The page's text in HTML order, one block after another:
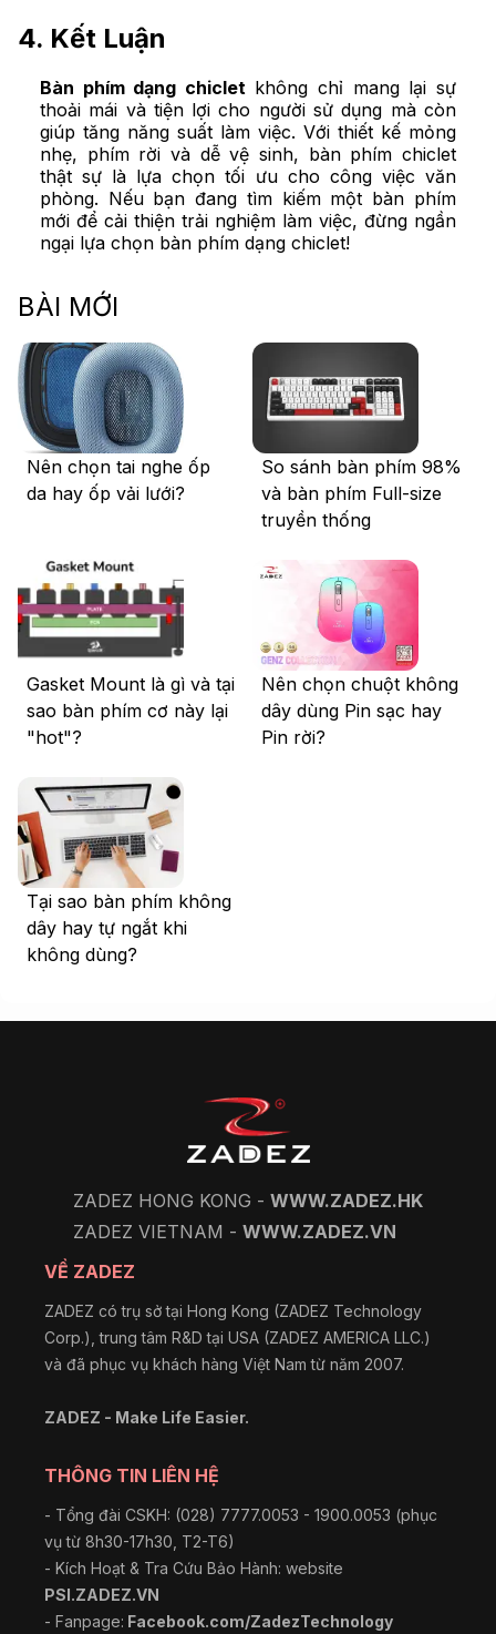
4. Kết Luận
Bàn phím dạng chicletkhông chỉ mang lại sự
thoải mái và tiện lợi cho người sử dụng mà còn
giúp tăng năng suất làm việc. Với thiết kế mỏng
nhẹ, phím rời và dễ vệ sinh, bàn phím chiclet
thật sự là lựa chọn tối ưu cho công việc văn
phòng. Nếu bạn đang tìm kiếm một bàn phím
mới để cải thiện trải nghiệm làm việc, đừng ngần
ngại lựa chọn bàn phím dạng chiclet!
BÀI MỚI
Nên chọn tai nghe ốp
da hay ốp vải lưới?
So sánh bàn phím 98%
và bàn phím Full-size
truyền thống
Gasket Mount là gì và tại
sao bàn phím cơ này lại
"hot"?
Nên chọn chuột không
dây dùng Pin sạc hay
Pin rời?
Tại sao bàn phím không
dây hay tự ngắt khi
không dùng?
ZADEZ HONG KONG - WWW.ZADEZ.HK
ZADEZ VIETNAM - WWW.ZADEZ.VN
VỀ ZADEZ
ZADEZ có trụ sở tại Hong Kong (ZADEZ Technology
Corp.), trung tâm R&D tại USA (ZADEZ AMERICA LLC.)
và đã phục vụ khách hàng Việt Nam từ năm 2007.
ZADEZ - Make Life Easier.
THÔNG TIN LIÊN HỆ
- Tổng đài CSKH: (028) 7777.0053 - 1900.0053 (phục
vụ từ 8h30-17h30, T2-T6)
- Kích Hoạt & Tra Cứu Bảo Hành: website
PSI.ZADEZ.VN
- Fanpage: Facebook.com/ZadezTechnology